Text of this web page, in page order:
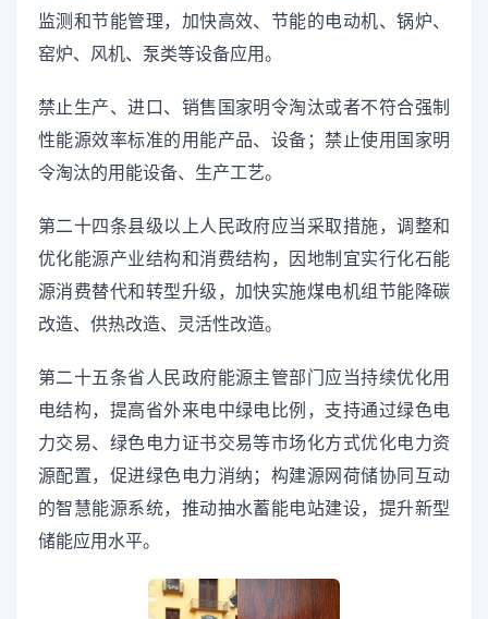
监测和节能管理，加快高效、节能的电动机、锅炉、
窑炉、风机、泵类等设备应用。
禁止生产、进口、销售国家明令淘汰或者不符合强制
性能源效率标准的用能产品、设备；禁止使用国家明
令淘汰的用能设备、生产工艺。
第二十四条县级以上人民政府应当采取措施，调整和
优化能源产业结构和消费结构，因地制宜实行化石能
源消费替代和转型升级，加快实施煤电机组节能降碳
改造、供热改造、灵活性改造。
第二十五条省人民政府能源主管部门应当持续优化用
电结构，提高省外来电中绿电比例，支持通过绿色电
力交易、绿色电力证书交易等市场化方式优化电力资
源配置，促进绿色电力消纳；构建源网荷储协同互动
的智慧能源系统，推动抽水蓄能电站建设，提升新型
储能应用水平。